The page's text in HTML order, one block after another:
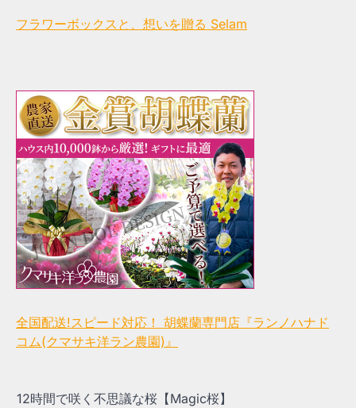
フラワーボックスと、想いを贈る Selam
全国配送!スピード対応！ 胡蝶蘭専門店『ランノハナド
コム(クマサキ洋ラン農園)』
12時間で咲く不思議な桜【Magic桜】